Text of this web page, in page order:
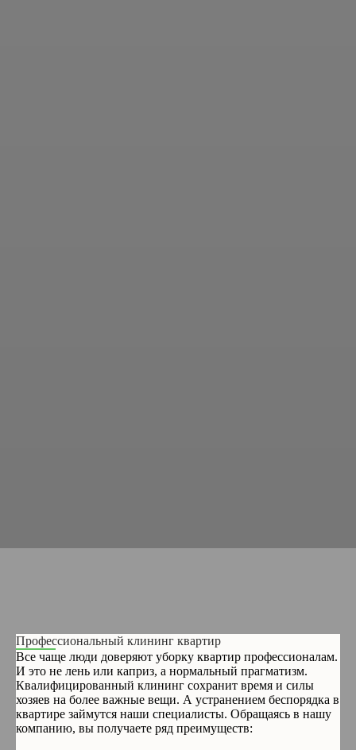
Профессиональный клининг квартир
Все чаще люди доверяют уборку квартир профессионалам.
И это не лень или каприз, а нормальный прагматизм.
Квалифицированный клининг сохранит время и силы
хозяев на более важные вещи. А устранением беспорядка в
квартире займутся наши специалисты. Обращаясь в нашу
компанию, вы получаете ряд преимуществ: